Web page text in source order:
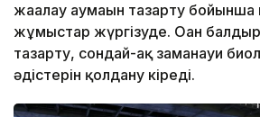
жағалау аумағын тазарту
жұмыстар жүргізуде. Оған
тазарту, сондай-ақ заманауи
әдістерін қолдану кіреді.